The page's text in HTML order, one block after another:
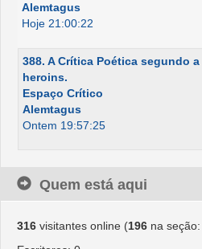
Alemtagus
Hoje 21:00:22
388. A Crítica Poética segundo
heroins.
Espaço Crítico
Alemtagus
Ontem 19:57:25
Quem está aqui
316 visitantes online (196 na seção: